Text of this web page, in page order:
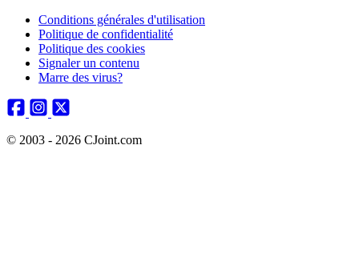
Conditions générales d'utilisation
Politique de confidentialité
Politique des cookies
Signaler un contenu
Marre des virus?
© 2003 - 2026 CJoint.com